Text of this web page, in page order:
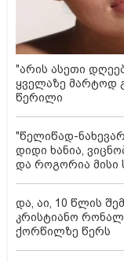
"არის ასეთი
ყველაზე მარტოდ
წერილი
"წელიწად-
დიდი ხანია,
და როგორია მისი
და, აი, 10 წლის
კრისტიანო
ქორწილზე წერს